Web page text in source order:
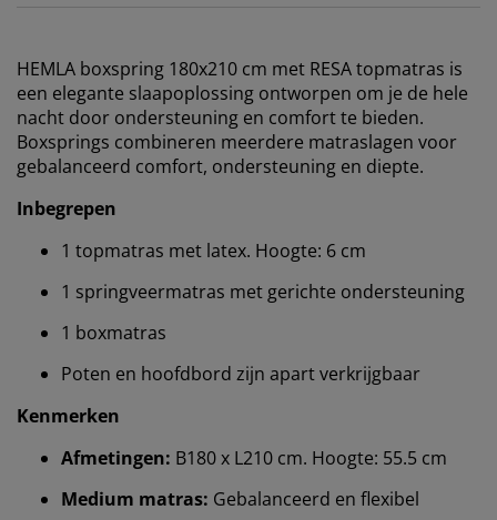
HEMLA boxspring 180x210 cm met RESA topmatras is
een elegante slaapoplossing ontworpen om je de hele
nacht door ondersteuning en comfort te bieden.
Boxsprings combineren meerdere matraslagen voor
gebalanceerd comfort, ondersteuning en diepte.
Inbegrepen
1 topmatras met latex. Hoogte: 6 cm
1 springveermatras met gerichte ondersteuning
1 boxmatras
Poten en hoofdbord zijn apart verkrijgbaar
Kenmerken
Afmetingen: B180 x L210 cm. Hoogte: 55.5 cm
Medium matras: Gebalanceerd en flexibel